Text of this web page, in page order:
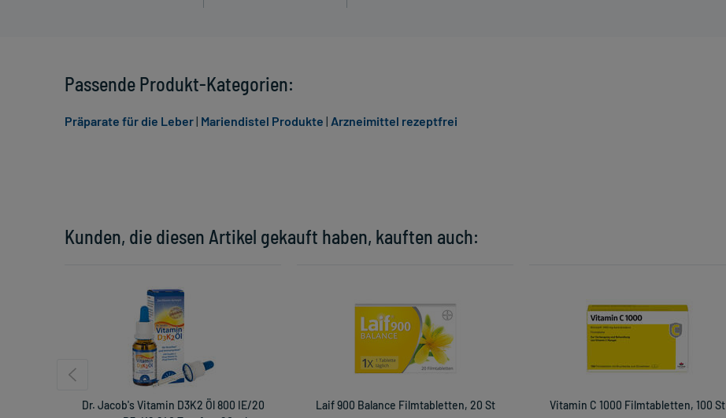
Kunden, die diesen Artikel gekauft haben, kauften auch:
Dr. Jacob's Vitamin D3K2 Öl 800 IE/20
Laif 900 Balance Filmtabletten, 20 St Vitamin C 1000 Filmtabletten, 100 St
Passende Produkt-Kategorien:
Präparate für die Leber| Mariendistel Produkte | Arzneimittel rezeptfrei